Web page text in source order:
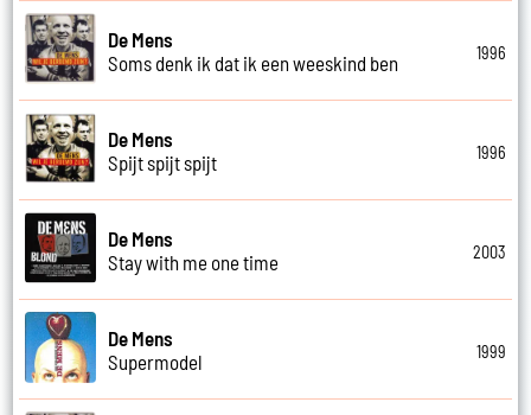
De Mens
Soms denk ik dat ik een weeskind ben
1996
De Mens
Spijt spijt spijt
1996
De Mens
Stay with me one time
2003
De Mens
Supermodel
1999